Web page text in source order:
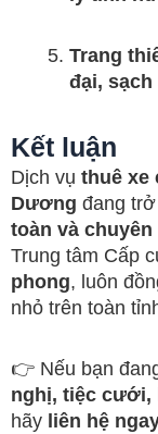
Trang
đại, sạch
Kết luận
Dịch vụ thuê xe
Dương đang
toàn và
Trung tâm Cấp
phong, luôn
nhỏ trên toàn
👉 Nếu bạn
nghị, tiệc cưới,
hãy liên hệ